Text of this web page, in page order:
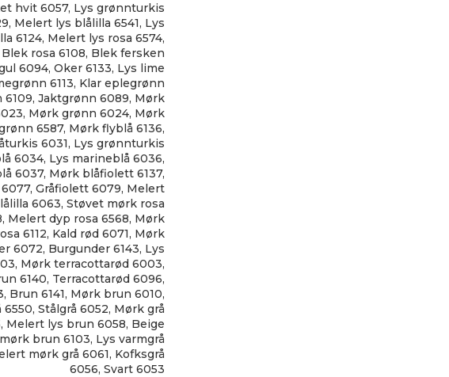
hvit 6057, Lys grønnturkis
, Melert lys blålilla 6541, Lys
6124, Melert lys rosa 6574,
Blek rosa 6108, Blek fersken
6094, Oker 6133, Lys lime
6113, Klar eplegrønn
6109, Jaktgrønn 6089, Mørk
, Mørk grønn 6024, Mørk
6587, Mørk flyblå 6136,
6031, Lys grønnturkis
6034, Lys marineblå 6036,
6037, Mørk blåfiolett 6137,
, Gråfiolett 6079, Melert
6063, Støvet mørk rosa
, Melert dyp rosa 6568, Mørk
6112, Kald rød 6071, Mørk
6072, Burgunder 6143, Lys
, Mørk terracottarød 6003,
6140, Terracottarød 6096,
, Brun 6141, Mørk brun 6010,
6550, Stålgrå 6052, Mørk grå
, Melert lys brun 6058, Beige
brun 6103, Lys varmgrå
mørk grå 6061, Kofksgrå
6056, Svart 6053